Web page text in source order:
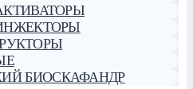
БИОСКАФАНДР